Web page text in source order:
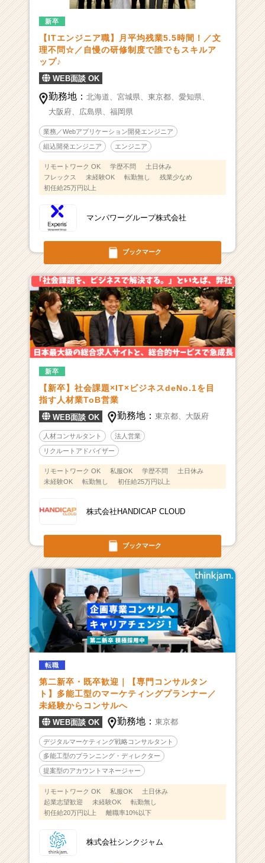
ブックマーク
新卒
【ITエンジニア職】月平均残業5.5時間！／文
理不問☆／自慢の研修制度で誰でもスキルア
ップ♪
WEB面談 OK
勤務地： 北海道、 宮城県、 東京都、 愛知県、
大阪府、 広島県、 福岡県
業務／Webアプリケーション開発エンジニア
組込開発エンジニア エンジニア
リモートワーク OK 学歴不問
土日休み
フレックス
未経験OK 転勤無し
残業少なめ
初任給25万円以上
マンパワーグループ株式会社
ブックマーク
新卒
【新卒】社会課題×IT×ビジネスdeNo.1を目
指す人材業ToB営業
WEB面談 OK 勤務地：東京都、 大阪府
人材コンサルタント 法人営業
リクルートアドバイザー
リモートワーク OK 私服OK 学歴不問
土日休み
未経験OK
転勤無し 初任給25万円以上
株式会社HANDICAP CLOUD
転職
第二新卒・既卒歓迎｜【専門コンサルタン
ト】多能工型のマーケティングプランナー／
未経験からコンサルへ
WEB面談 OK 勤務地：東京都
デジタルマーケティング戦略コンサルタント
多能工型のプランニング・ディレクター
提案型のアカウントマネージャー
リモートワーク OK 私服OK
土日休み
起業志望歓迎
未経験OK
転勤無し
初任給20万円以上
離職率10%以下
株式会社シンクジャム